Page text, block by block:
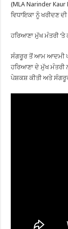
(MLA Narinder
ਵਿਧਾਇਕਾ ਨੂੰ ਖਰੀਦਣ
ਹਰਿਆਣਾ ਮੁੱਖ ਮੰਤਰੀ ‘ਤੇ
ਸੰਗਰੂਰ ਤੋਂ ਆਮ ਆਦਮੀ
ਹਰਿਆਣਾ ਦੇ ਮੁੱਖ ਮੰਤਰੀ
ਪੇਸ਼ਕਸ਼ ਕੀਤੀ ਅਤੇ